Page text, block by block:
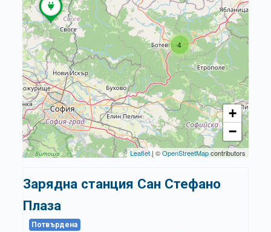
Зарядна станция Сан Стефано
Плаза
Потвърдена
4
+
−
Leaflet| ©OpenStreetMapcontributors